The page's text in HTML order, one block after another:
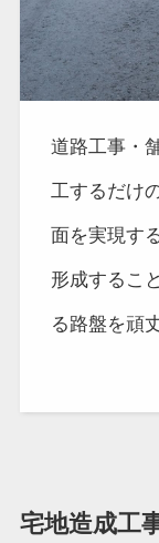
道路工事・
工するだけ
面を実現す
形成するこ
る路盤を頑
宅地造成工